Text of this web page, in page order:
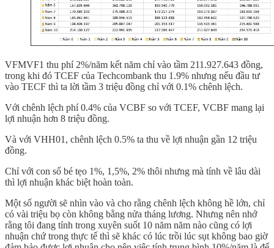
VFMVF1 thu phí 2%/năm kết năm chỉ vào tầm 211.927.643 đồng,
trong khi đó TCEF của Techcombank thu 1.9% nhưng nếu đầu tư
vào TECF thì ta lời tầm 3 triệu đồng chỉ với 0.1% chênh lệch.
Với chênh lệch phí 0.4% của VCBF so với TCEF, VCBF mang lại
lợi nhuận hơn 8 triệu đồng.
Và với VHH01, chênh lệch 0.5% ta thu về lợi nhuận gần 12 triệu
đồng.
Chỉ với con số bé tẹo 1%, 1,5%, 2% thôi nhưng mà tính về lâu dài
thì lợi nhuận khác biệt hoàn toàn.
Một số người sẽ nhìn vào và cho rằng chênh lệch không hề lớn, chỉ
có vài triệu bọ còn không bằng nửa tháng lương. Nhưng nên nhớ
rằng tôi đang tính trong xuyên suốt 10 năm năm nào cũng có lợi
nhuận chứ trong thực tế thì sẽ khác có lúc trồi lúc sụt không bao giờ